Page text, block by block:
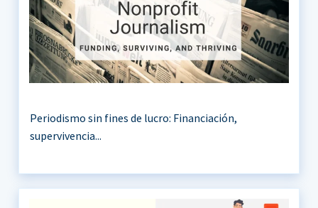
Periodismo sin fines de lucro: Financiación,
supervivencia...